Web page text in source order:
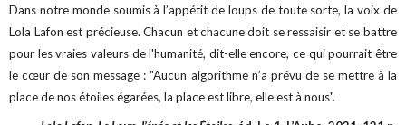
Dans notre monde soumis à l’appétit de loups de toute sorte, la voix de
Lola Lafon est précieuse. Chacun et chacune doit se ressaisir et se battre
pour les vraies valeurs de l'humanité, dit-elle encore, ce qui pourrait être
le cœur de son message : "Aucun algorithme n’a prévu de se mettre à la
place de nos étoiles égarées, la place est libre, elle est à nous".